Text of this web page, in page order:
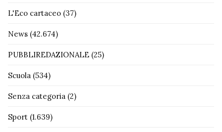
L'Eco cartaceo (37)
News (42.674)
PUBBLIREDAZIONALE (25)
Scuola (534)
Senza categoria (2)
Sport (1.639)